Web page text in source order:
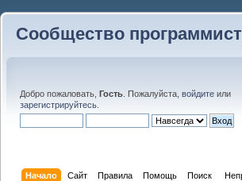
Сообщество
Добро пожаловать, Гость . Пожалуйста, войдите или
зарегистрируйтесь
Начало Сайт Правила Помощь Поиск